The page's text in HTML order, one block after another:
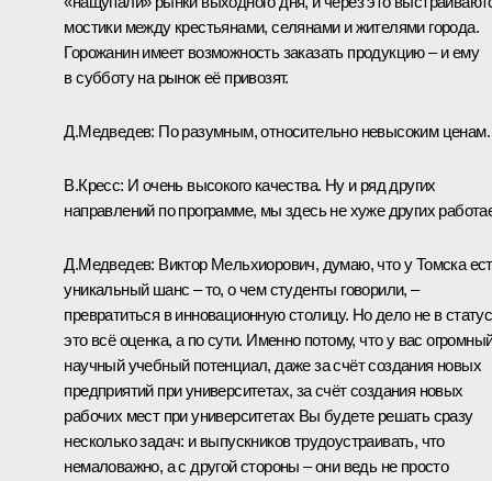
мостики между крестьянами, селянами и жителями города.
Горожанин имеет возможность заказать продукцию – и ему
в субботу на рынок её привозят.
Д.Медведев: По разумным, относительно невысоким ценам.
В.Кресс: И очень высокого качества. Ну и ряд других
направлений по программе, мы здесь не хуже других
Д.Медведев: Виктор Мельхиорович, думаю, что у Томска
уникальный шанс – то, о чем студенты говорили, –
превратиться в инновационную столицу. Но дело не в
это всё оценка, а по сути. Именно потому, что у вас
научный учебный потенциал, даже за счёт создания новых
предприятий при университетах, за счёт создания новых
рабочих мест при университетах Вы будете решать сразу
несколько задач: и выпускников трудоустраивать, что
немаловажно, а с другой стороны – они ведь не просто